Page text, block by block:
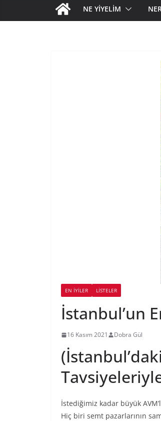
NE YİYELİM
EN İYILER LİSTELER
İstanbul’un
16 Kasım 2021 Dobra Gül
İstediğimiz kadar büyük
Hiç biri semt pazarlarının